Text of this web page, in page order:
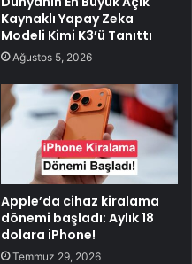
Kaynaklı Yapay Zeka
Modeli Kimi K3’ü Tanıttı
Ağustos 5, 2026
Apple’da cihaz kiralama
dönemi başladı: Aylık 18
dolara iPhone!
Temmuz 29, 2026